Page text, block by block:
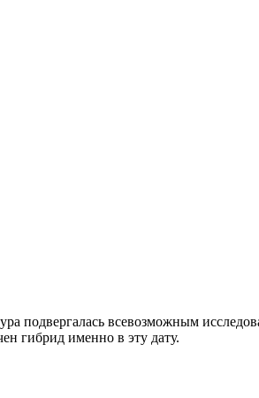
подвергалась всевозможным
гибрид именно в эту дату.